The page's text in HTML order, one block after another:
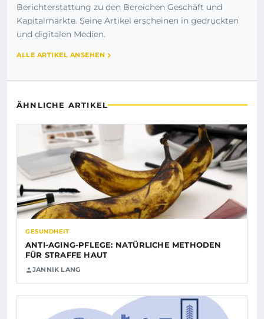
Berichterstattung zu den Bereichen Geschäft und
Kapitalmärkte. Seine Artikel erscheinen in gedruckten
und digitalen Medien.
ALLE ARTIKEL ANSEHEN
ÄHNLICHE ARTIKEL
GESUNDHEIT
ANTI-AGING-PFLEGE: NATÜRLICHE METHODEN
FÜR STRAFFE HAUT
JANNIK LANG